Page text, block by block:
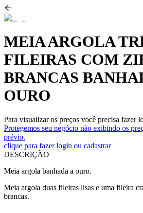
MEIA ARGOLA
FILEIRAS COM
BRANCAS
OURO
Para visualizar os preços você precisa fazer
Protegemos seu negócio não exibindo os
prévio.
clique para fazer login ou cadastrar
DESCRIÇÃO
Meia argola banhada a ouro.
Meia argola duas fileiras lisas e uma fileira
brancas.